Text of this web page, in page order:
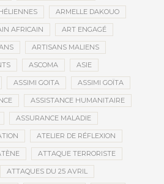
ARMELLE DAKOUO
AFRICAIN ART ENGAGÉ
ARTISANS MALIENS
ASCOMA ASIE
ASSIMI GOITA ASSIMI GOÏTA
ASSISTANCE HUMANITAIRE
ASSURANCE MALADIE
ATELIER DE RÉFLEXION
ATTAQUE TERRORISTE
ATTAQUES DU 25 AVRIL